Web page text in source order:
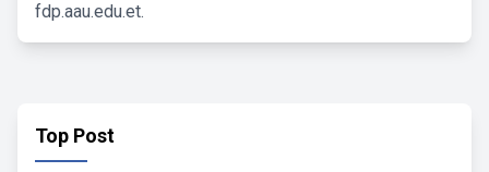
fdp.aau.edu.et.
Top Post